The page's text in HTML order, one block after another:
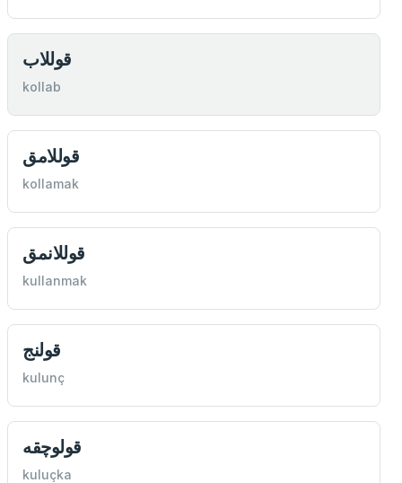
قوللاب
kollab
قوللامق
kollamak
قوللانمق
kullanmak
قولنج
kulunç
قولوچقه
kuluçka